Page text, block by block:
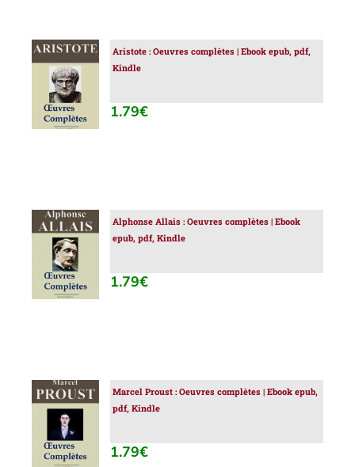
AJOUTER
AU
PANIER
/
DÉTAILS
Aristote : Oeuvres complètes | Ebook epub, pdf,
Kindle
1.79€
AJOUTER
AU
PANIER
/
DÉTAILS
Alphonse Allais : Oeuvres complètes | Ebook
epub, pdf, Kindle
1.79€
AJOUTER
AU
PANIER
/
DÉTAILS
Marcel Proust : Oeuvres complètes | Ebook epub,
pdf, Kindle
1.79€